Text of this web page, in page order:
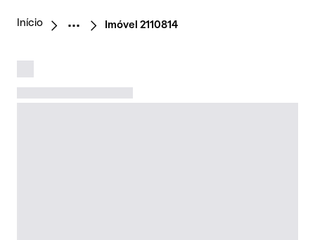
Início Imóvel 2110814